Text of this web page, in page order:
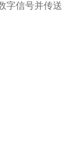
字信号并传送